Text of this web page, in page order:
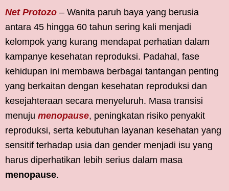
Net Protozo – Wanita paruh baya yang berusia
antara 45 hingga 60 tahun sering kali menjadi
kelompok yang kurang mendapat perhatian dalam
kampanye kesehatan reproduksi. Padahal, fase
kehidupan ini membawa berbagai tantangan penting
yang berkaitan dengan kesehatan reproduksi dan
kesejahteraan secara menyeluruh. Masa transisi
menuju menopause, peningkatan risiko penyakit
reproduksi, serta kebutuhan layanan kesehatan yang
sensitif terhadap usia dan gender menjadi isu yang
harus diperhatikan lebih serius dalam masa
menopause.